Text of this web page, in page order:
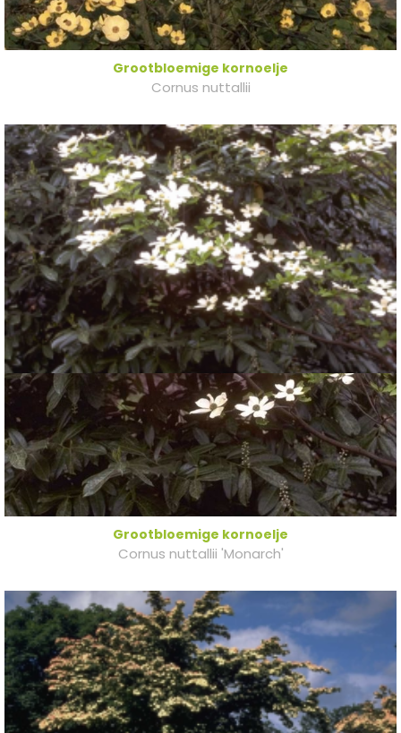
Grootbloemige kornoelje
Cornus nuttallii
Grootbloemige kornoelje
Cornus nuttallii 'Monarch'